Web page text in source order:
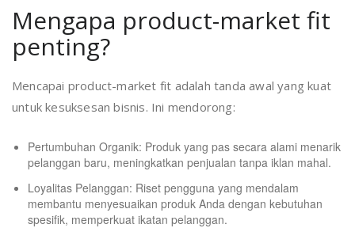
Mengapa product-market fit
penting?
Mencapai product-market fit adalah tanda awal yang kuat
untuk kesuksesan bisnis. Ini mendorong:
Pertumbuhan Organik: Produk yang pas secara alami menarik
pelanggan baru, meningkatkan penjualan tanpa iklan mahal.
Loyalitas Pelanggan: Riset pengguna yang mendalam
membantu menyesuaikan produk Anda dengan kebutuhan
spesifik, memperkuat ikatan pelanggan.